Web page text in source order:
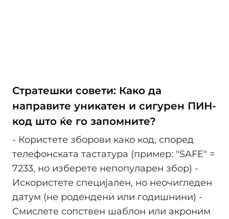
Стратешки совети: Како да
направите уникатен и сигурен ПИН-
код што ќе го запомните?
- Користете зборови како код, според
телефонската тастатура (пример: "SAFE" =
7233, но изберете непопуларен збор) -
Искористете специјален, но неочигледен
датум (не родендени или годишнини) -
Смислете сопствен шаблон или акроним